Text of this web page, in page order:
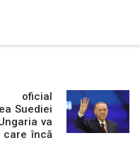
oficial
Suediei
va
care încă